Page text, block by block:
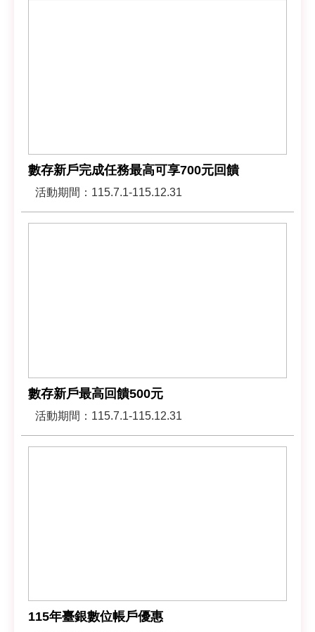
數存新戶完成任務最高可享700元回饋
活動期間：115.7.1-115.12.31
數存新戶最高回饋500元
活動期間：115.7.1-115.12.31
115年臺銀數位帳戶優惠